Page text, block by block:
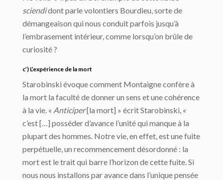
sciendidont parle volontiers Bourdieu, sorte de
démangeaison qui nous conduit parfois jusqu’à
l’embrasement intérieur, comme lorsqu’on brûle de
curiosité ?
c’) L’expérience de la mort
Starobinski évoque comment Montaigne confère à
la mort la faculté de donner un sens et une cohérence
à la vie. « Anticiper[la mort] » écrit Starobinski, «
c’est […] posséder d’avance l’unité qui manque à la
plupart des hommes. Notre vie, en effet, est une fuite
perpétuelle, un recommencement désordonné : la
mort est le trait qui barre l’horizon de cette fuite. Si
nous nous installons par avance dans l’unique pensée